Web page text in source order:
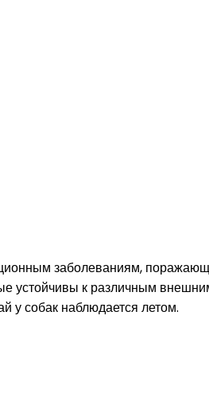
заболеваниям,
к различным
у собак наблюдается летом.